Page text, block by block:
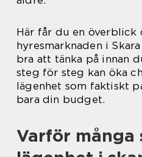
Här får du en överblick
hyresmarknaden i
bra att tänka på innan
steg för steg kan öka
lägenhet som faktiskt
bara din budget.
Varför många